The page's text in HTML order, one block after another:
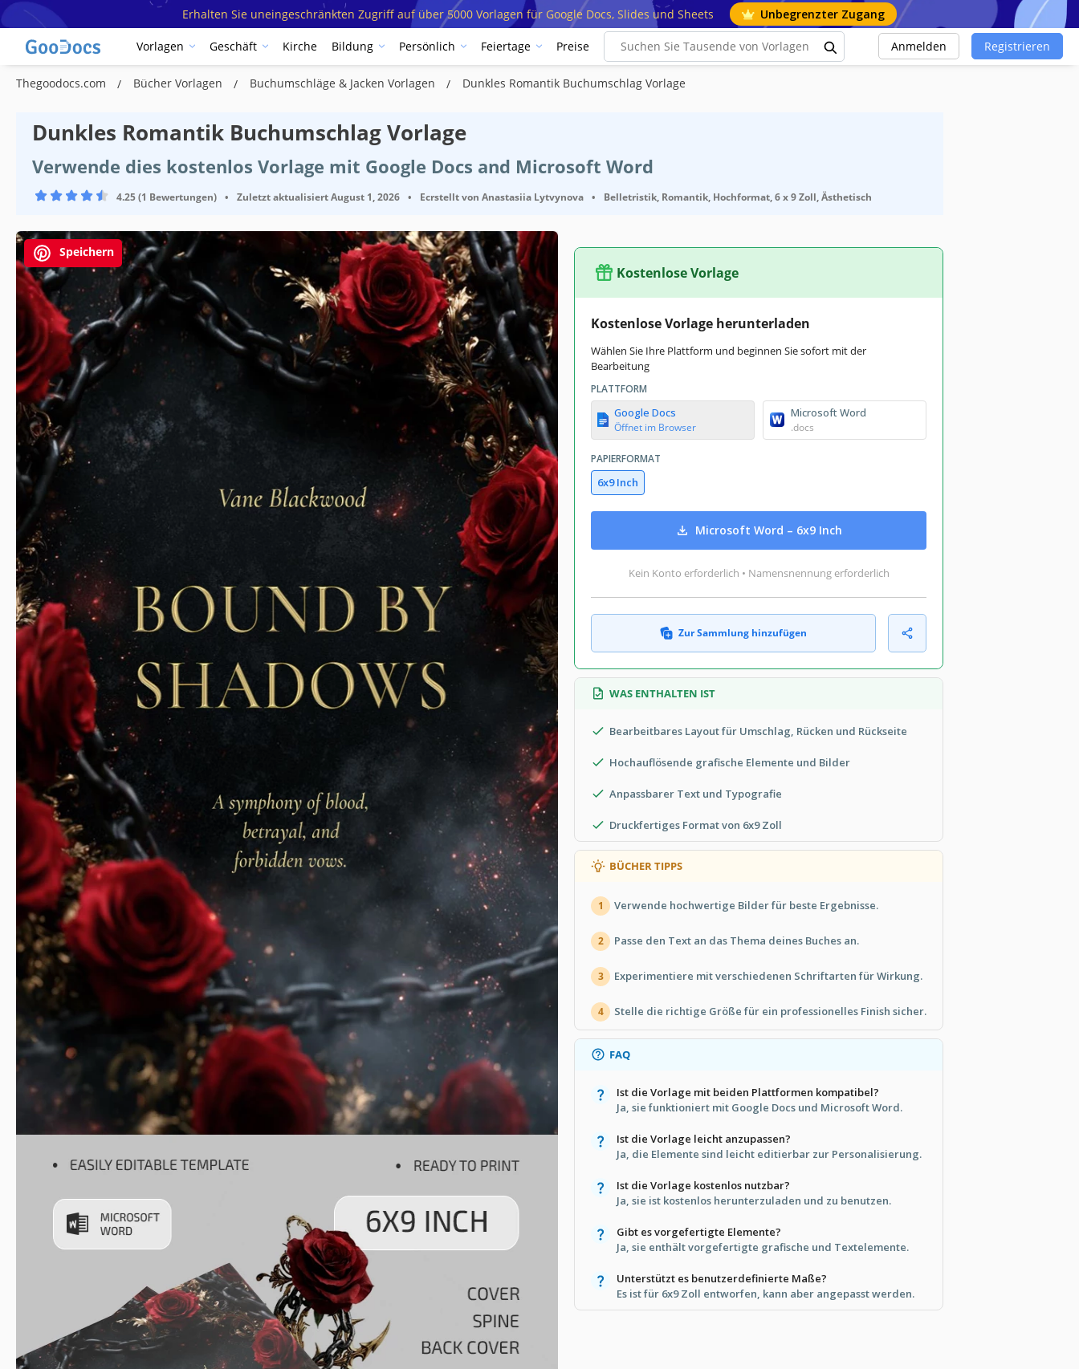
Erhalten Sie uneingeschränkten Zugriff auf über 5000 Vorlagen für Google Docs, Slides und Sheets Unbegrenzter Zugang
Vorlagen Geschäft Kirche Bildung Persönlich Feiertage Preise Anmelden Registrieren
Thegoodocs.com Bücher Vorlagen Buchumschläge & Jacken Vorlagen Dunkles Romantik Buchumschlag Vorlage
Dunkles Romantik Buchumschlag Vorlage
Verwende dies kostenlos Vorlage mit Google Docs and Microsoft Word
4.25 (1 Bewertungen) • Zuletzt aktualisiertAugust 1, 2026 • Ecrstellt von Anastasiia Lytvynova • Belletristik, Romantik, Hochformat, 6 x 9 Zoll, Ästhetisch
Speichern
Kostenlose Vorlage
Kostenlose Vorlage herunterladen
Wählen Sie Ihre Plattform und beginnen Sie sofort mit der
Bearbeitung
PLATTFORM
Google Docs
Öffnet im Browser
Microsoft Word
.docs
PAPIERFORMAT
6x9 Inch
Microsoft Word – 6x9 Inch
Kein Konto erforderlich • Namensnennung erforderlich
Zur Sammlung hinzufügen
WAS ENTHALTEN IST
Bearbeitbares Layout für Umschlag, Rücken und Rückseite
Hochauflösende grafische Elemente und Bilder
Anpassbarer Text und Typografie
Druckfertiges Format von 6x9 Zoll
BÜCHER TIPPS
1 Verwende hochwertige Bilder für beste Ergebnisse.
2 Passe den Text an das Thema deines Buches an.
3 Experimentiere mit verschiedenen Schriftarten für Wirkung.
4 Stelle die richtige Größe für ein professionelles Finish sicher.
FAQ
Ist die Vorlage mit beiden Plattformen kompatibel?
Ja, sie funktioniert mit Google Docs und Microsoft Word.
Ist die Vorlage leicht anzupassen?
Ja, die Elemente sind leicht editierbar zur Personalisierung.
Ist die Vorlage kostenlos nutzbar?
Ja, sie ist kostenlos herunterzuladen und zu benutzen.
Gibt es vorgefertigte Elemente?
Ja, sie enthält vorgefertigte grafische und Textelemente.
Unterstützt es benutzerdefinierte Maße?
Es ist für 6x9 Zoll entworfen, kann aber angepasst werden.